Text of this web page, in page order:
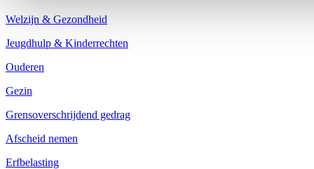
Welzijn & Gezondheid
Jeugdhulp & Kinderrechten
Ouderen
Gezin
Grensoverschrijdend gedrag
Afscheid nemen
Erfbelasting